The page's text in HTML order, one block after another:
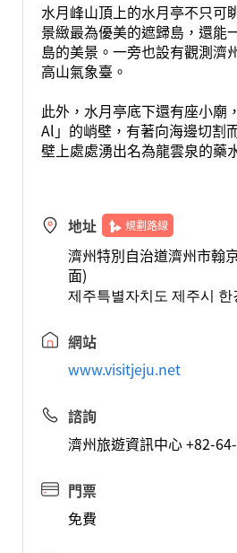
水月峰山頂上的水月亭不只可
景緻最為優美的遮歸島，還能
島的美景。一旁也設有觀測濟
高山氣象臺。
此外，水月亭底下還有座小廟
Al」的峭壁，有著向海邊切割
壁上處處湧出名為龍雲泉的藥
地址 規劃路線
濟州特別自治道濟州市翰
面)
제주특별자치도 제주시
網站
www.visitjeju.net
諮詢
濟州旅遊資訊中心 +82-
門票
免費